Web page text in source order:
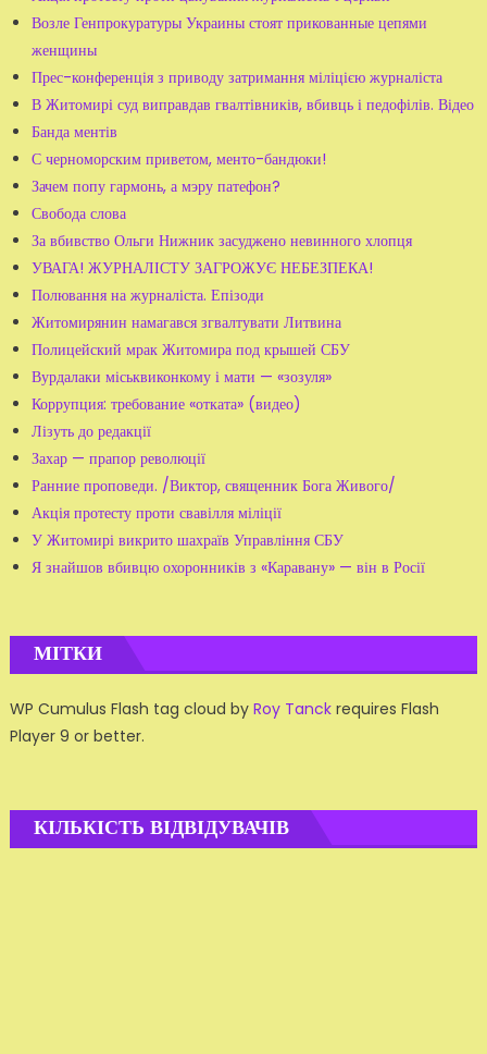
Возле Генпрокуратуры Украины стоят прикованные цепями
женщины
Прес-конференція з приводу затримання міліцією журналіста
В Житомирі суд виправдав гвалтівників, вбивць і педофілів. Відео
Банда ментів
С черноморским приветом, менто-бандюки!
Зачем попу гармонь, а мэру патефон?
Свобода слова
За вбивство Ольги Нижник засуджено невинного хлопця
УВАГА! ЖУРНАЛІСТУ ЗАГРОЖУЄ НЕБЕЗПЕКА!
Полювання на журналіста. Епізоди
Житомирянин намагався згвалтувати Литвина
Полицейский мрак Житомира под крышей СБУ
Вурдалаки міськвиконкому і мати — «зозуля»
Коррупция: требование «отката» (видео)
Лізуть до редакції
Захар — прапор революції
Ранние проповеди. /Виктор, священник Бога Живого/
Акція протесту проти свавілля міліції
У Житомирі викрито шахраїв Управління СБУ
Я знайшов вбивцю охоронників з «Каравану» — він в Росії
МІТКИ
WP Cumulus Flash tag cloud by Roy Tanckrequires Flash
Player 9 or better.
КІЛЬКІСТЬ ВІДВІДУВАЧІВ